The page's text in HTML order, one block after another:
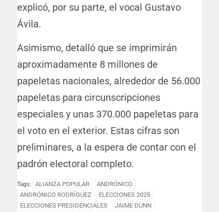
explicó, por su parte, el vocal Gustavo
Ávila.
Asimismo, detalló que se imprimirán
aproximadamente 8 millones de
papeletas nacionales, alrededor de 56.000
papeletas para circunscripciones
especiales y unas 370.000 papeletas para
el voto en el exterior. Estas cifras son
preliminares, a la espera de contar con el
padrón electoral completo.
Tags: ALIANZA POPULAR
ANDRÓNICO
ANDRÓNICO RODRÍGUEZ
ELECCIONES 2025
ELECCIONES PRESIDENCIALES
JAIME DUNN